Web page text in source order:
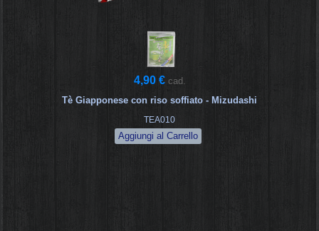
4,90 € cad.
Tè Giapponese con riso soffiato - Mizudashi
TEA010